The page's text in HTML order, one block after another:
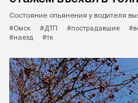
Состояние опьянения у водителя
#Омск
#ДТП #пострадавшие
#наезд
#тк